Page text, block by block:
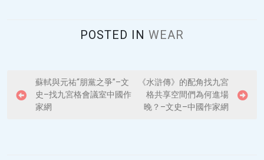
POSTED IN WEAR
o
蘇軾與元祐“朋黨之爭”–文
史–找九宮格會議室中國作
家網
《水滸傳》的配角找九宮
格共享空間們為何進場
晚？–文史–中國作家網